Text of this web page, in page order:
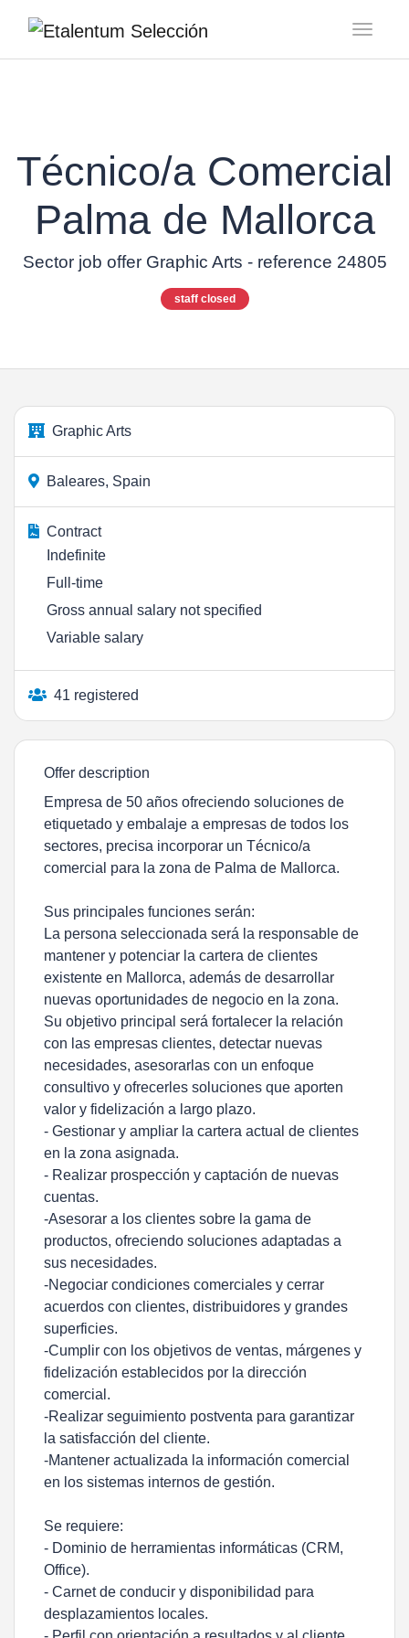
Técnico/a Comercial
Palma de Mallorca
Sector job offer Graphic Arts - reference 24805
staff closed
Graphic Arts
Baleares, Spain
Contract
Indefinite
Full-time
Gross annual salary not specified
Variable salary
41 registered
Offer description
Empresa de 50 años ofreciendo soluciones de
etiquetado y embalaje a empresas de todos los
sectores, precisa incorporar un Técnico/a
comercial para la zona de Palma de Mallorca.
Sus principales funciones serán:
La persona seleccionada será la responsable de
mantener y potenciar la cartera de clientes
existente en Mallorca, además de desarrollar
nuevas oportunidades de negocio en la zona.
Su objetivo principal será fortalecer la relación
con las empresas clientes, detectar nuevas
necesidades, asesorarlas con un enfoque
consultivo y ofrecerles soluciones que aporten
valor y fidelización a largo plazo.
- Gestionar y ampliar la cartera actual de clientes
en la zona asignada.
- Realizar prospección y captación de nuevas
cuentas.
-Asesorar a los clientes sobre la gama de
productos, ofreciendo soluciones adaptadas a
sus necesidades.
-Negociar condiciones comerciales y cerrar
acuerdos con clientes, distribuidores y grandes
superficies.
-Cumplir con los objetivos de ventas, márgenes y
fidelización establecidos por la dirección
comercial.
-Realizar seguimiento postventa para garantizar
la satisfacción del cliente.
-Mantener actualizada la información comercial
en los sistemas internos de gestión.
Se requiere:
- Dominio de herramientas informáticas (CRM,
Office).
- Carnet de conducir y disponibilidad para
desplazamientos locales.